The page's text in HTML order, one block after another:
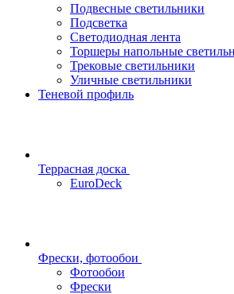
Подвесные светильники
Подсветка
Светодиодная лента
Торшеры напольные
Трековые светильники
Уличные светильники
Теневой профиль
Террасная доска
EuroDeck
Фрески, фотообои
Фотообои
Фрески